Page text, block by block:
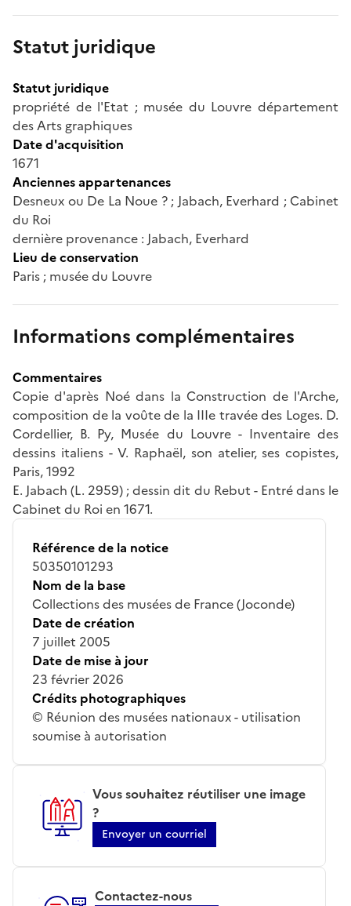
Statut juridique
Statut juridique
propriété de l'Etat ; musée du Louvre département
des Arts graphiques
Date d'acquisition
1671
Anciennes appartenances
Desneux ou De La Noue ? ; Jabach, Everhard ; Cabinet
du Roi
dernière provenance : Jabach, Everhard
Lieu de conservation
Paris ; musée du Louvre
Informations complémentaires
Commentaires
Copie d'après Noé dans la Construction de l'Arche,
composition de la voûte de la IIIe travée des Loges. D.
Cordellier, B. Py, Musée du Louvre - Inventaire des
dessins italiens - V. Raphaël, son atelier, ses copistes,
Paris, 1992
E. Jabach (L. 2959) ; dessin dit du Rebut - Entré dans le
Cabinet du Roi en 1671.
Référence de la notice
50350101293
Nom de la base
Collections des musées de France (Joconde)
Date de création
7 juillet 2005
Date de mise à jour
23 février 2026
Crédits photographiques
© Réunion des musées nationaux - utilisation
soumise à autorisation
Vous souhaitez réutiliser une image
?
Envoyer un courriel
Contactez-nous